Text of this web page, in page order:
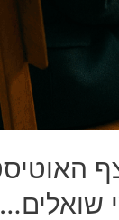
שואלים…